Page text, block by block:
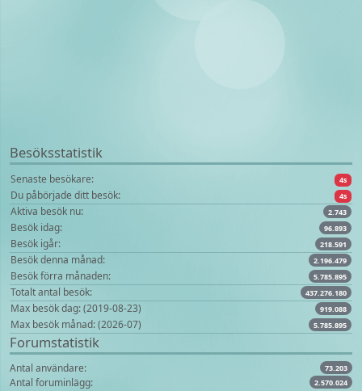
Besöksstatistik
Senaste besökare: 4s
Du påbörjade ditt besök: 4s
Aktiva besök nu: 2.743
Besök idag: 96.893
Besök igår: 218.591
Besök denna månad: 2.196.479
Besök förra månaden: 5.785.895
Totalt antal besök: 437.276.180
Max besök dag: (2019-08-23) 919.088
Max besök månad: (2026-07) 5.785.895
Forumstatistik
Antal användare: 73.203
Antal foruminlägg: 2.570.024